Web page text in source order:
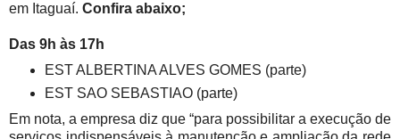
em Itaguaí. Confira abaixo;
Das 9h às 17h
EST ALBERTINA ALVES GOMES (parte)
EST SAO SEBASTIAO (parte)
Em nota, a empresa diz que “para possibilitar a execução de